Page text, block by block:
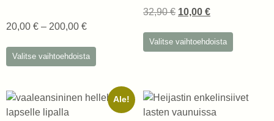
20,00 € – 200,00 €
Valitse vaihtoehdoista
32,90€ 10,00 €
Valitse vaihtoehdoista
Ale!